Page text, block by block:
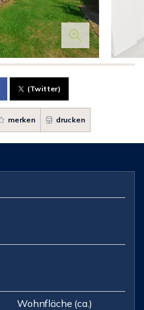
(Twitter)
merken drucken
Wohnfläche (ca.)